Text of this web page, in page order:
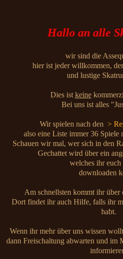
Hallo an alle
wir sind die
hier ist jeder willkommen,
und lustige
Dies ist keine
Bei uns ist alles
Wir spielen nach den >
also eine Liste immer 36 Spiele
Schauen wir mal, wer sich in den
Gechattet wird über ein
welches ihr euch
downloaden
Am schnellsten kommt ihr über
Dort findet ihr auch Hilfe, falls ihr
habt.
Wenn ihr mehr über uns wissen
dann Freischaltung abwarten und im